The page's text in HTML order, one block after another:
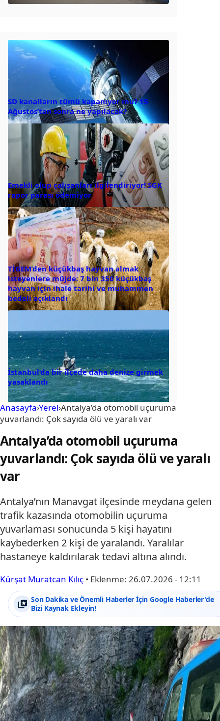
SD kanalların tümü kapanıyor mu? 15
Ağustos’tan sonra ne yapılacak?
Emekli olup çalışanları ilgilendiriyor! SGK
rapor parası ödemiyor
TİGEM’den küçükbaş hayvan almak
isteyenlere müjde: 7 bin 350 küçükbaş
hayvan için ihale tarihi ve muhammen
bedeli açıklandı
İstanbul’da bir ilçede daha denize girmek
yasaklandı
Anasayfa›Yerel›Antalya’da otomobil uçuruma
yuvarlandı: Çok sayıda ölü ve yaralı var
Antalya’da otomobil uçuruma
yuvarlandı: Çok sayıda ölü ve yaralı
var
Antalya’nın Manavgat ilçesinde meydana gelen
trafik kazasında otomobilin uçuruma
yuvarlaması sonucunda 5 kişi hayatını
kaybederken 2 kişi de yaralandı. Yaralılar
hastaneye kaldırılarak tedavi altına alındı.
Kürşat Muratcan Kılıç • Eklenme: 26.07.2026 - 12:11
Son Dakika ve Önemli Haberler İçin Google Haberler'de
Bizi Kaynak Ekleyin!